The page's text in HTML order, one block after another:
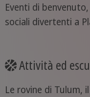
Eventi di
sociali divertenti a
Attività ed
Le rovine di Tulum,